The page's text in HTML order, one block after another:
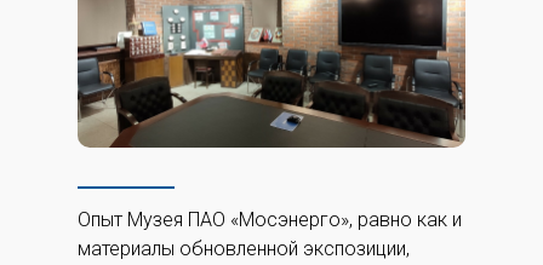
Опыт Музея ПАО «Мосэнерго», равно как и
материалы обновленной экспозиции,